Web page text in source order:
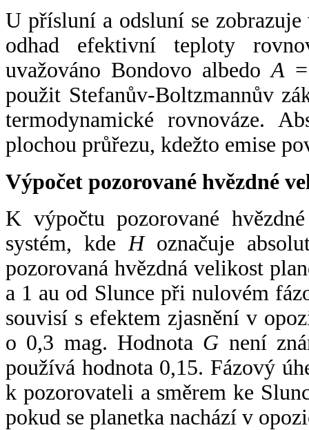
U přísluní a odsluní se
odhad efektivní teploty
uvažováno Bondovo albedoA
použit Stefanův-Boltzmannův
termodynamické rovnováze.
plochou průřezu, kdežto emise
Výpočet pozorované hvězdné
K výpočtu pozorované
systém, kde Hoznačuje
pozorovaná hvězdná velikost
a 1 au od Slunce při nulovém
souvisí s efektem zjasnění v
o 0,3 mag. Hodnota G není
používá hodnota 0,15. Fázový
k pozorovateli a směrem ke
pokud se planetka nachází v